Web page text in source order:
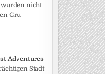
nicht
Gru
Adventures
Stadt